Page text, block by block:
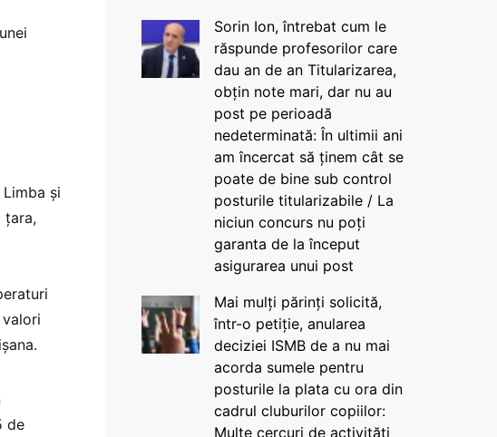
și
țara,
de
Sorin Ion, întrebat cum le
răspunde profesorilor care
dau an de an Titularizarea,
obțin note mari, dar nu au
post pe perioadă
nedeterminată: În ultimii ani
am încercat să ținem cât se
poate de bine sub control
posturile titularizabile / La
niciun concurs nu poți
garanta de la început
asigurarea unui post
Mai mulți părinți solicită,
într-o petiție, anularea
deciziei ISMB de a nu mai
acorda sumele pentru
posturile la plata cu ora din
cadrul cluburilor copiilor:
Multe cercuri de activități